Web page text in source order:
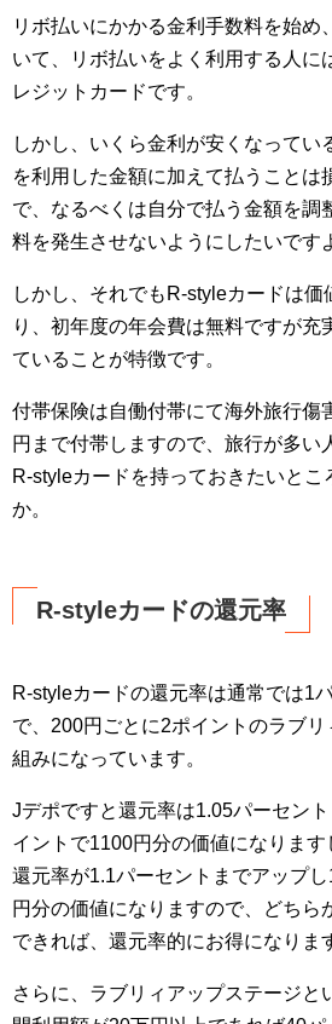
リボ払いにかかる金利手数料を始め
いて、リボ払いをよく利用する人に
レジットカードです。
しかし、いくら金利が安くなってい
を利用した金額に加えて払うことは
で、なるべくは自分で払う金額を調
料を発生させないようにしたいです
しかし、それでもR-styleカードは価
り、初年度の年会費は無料ですが充
ていることが特徴です。
付帯保険は自働付帯にて海外旅行傷
円まで付帯しますので、旅行が多い
R-styleカードを持っておきたいとこ
か。
R-styleカードの還元率
R-styleカードの還元率は通常では1
で、200円ごとに2ポイントのラブ
組みになっています。
Jデポですと還元率は1.05パーセン
イントで1100円分の価値になりま
還元率が1.1パーセントまでアップ
円分の価値になりますので、どちら
できれば、還元率的にお得になりま
さらに、ラブリィアップステージと